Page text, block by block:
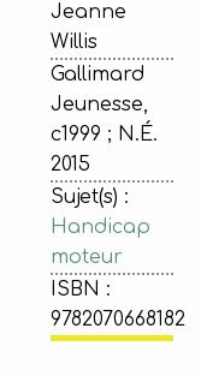
Jeanne
Willis
Gallimard
Jeunesse,
c1999 ; N.É.
2015
Sujet(s) :
Handicap
moteur
ISBN :
9782070668182